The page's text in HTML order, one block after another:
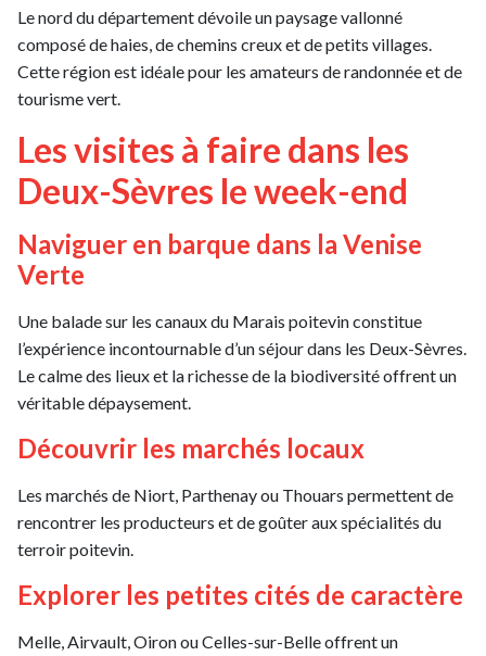
Le nord du département dévoile un paysage vallonné
composé de haies, de chemins creux et de petits villages.
Cette région est idéale pour les amateurs de randonnée et de
tourisme vert.
Les visites à faire dans les
Deux-Sèvres le week-end
Naviguer en barque dans la Venise
Verte
Une balade sur les canaux du Marais poitevin constitue
l’expérience incontournable d’un séjour dans les Deux-Sèvres.
Le calme des lieux et la richesse de la biodiversité offrent un
véritable dépaysement.
Découvrir les marchés locaux
Les marchés de Niort, Parthenay ou Thouars permettent de
rencontrer les producteurs et de goûter aux spécialités du
terroir poitevin.
Explorer les petites cités de caractère
Melle, Airvault, Oiron ou Celles-sur-Belle offrent un